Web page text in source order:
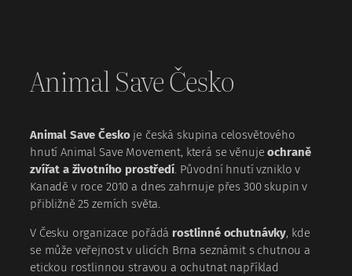
Animal Save Česko
Animal Save Českoje česká skupina celosvětového
hnutí Animal Save Movement, která se věnujeochraně
zvířat a životního prostředí. Původní hnutí vzniklo v
Kanadě v roce 2010 a dnes zahrnuje přes 300 skupin v
přibližně 25 zemích světa.
V Česku organizace pořádá rostlinné ochutnávky, kde
se může veřejnost v ulicích Brna seznámit s chutnou a
etickou rostlinnou stravou a ochutnat například